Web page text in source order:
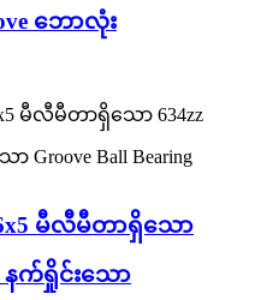
ဘောလုံး
မီလီမီတာရှိသော
နက်ရှိုင်းသော